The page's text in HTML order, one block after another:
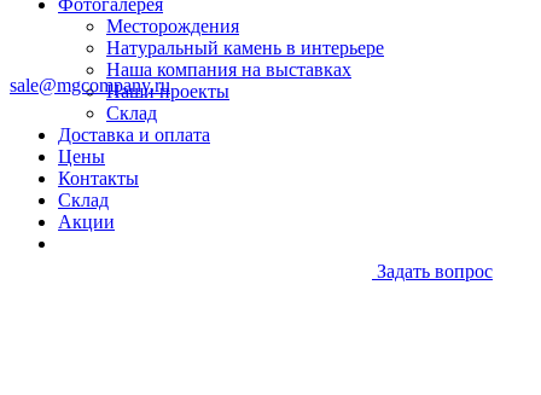
Фотогалерея
Месторождения
Натуральный камень в интерьере
Наша компания на выставках
Наши проекты
Склад
Доставка и оплата
Цены
Контакты
Склад
Акции
sale@mgcompany.ru
Задать вопрос